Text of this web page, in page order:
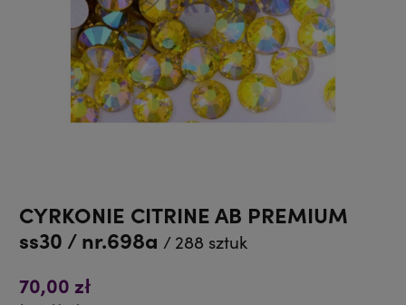
CYRKONIE CITRINE AB PREMIUM
ss30 / nr.698a / 288 sztuk
70,00 zł